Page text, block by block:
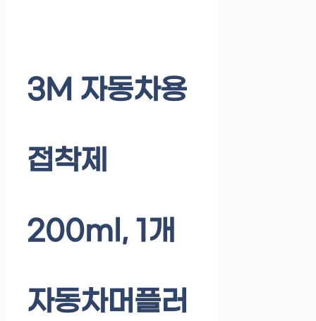
3M 자동차용
접착제
200ml, 1개
자동차머플러